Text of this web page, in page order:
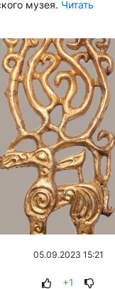
музея. Читать
05.09.2023 15:21
+1